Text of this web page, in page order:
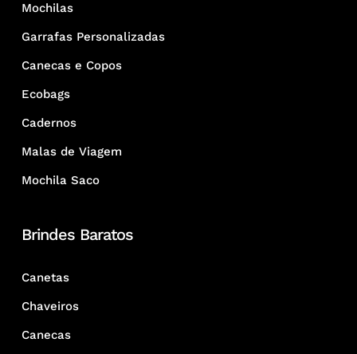
Mochilas
Garrafas Personalizadas
Canecas e Copos
Ecobags
Cadernos
Malas de Viagem
Mochila Saco
Brindes Baratos
Canetas
Chaveiros
Canecas